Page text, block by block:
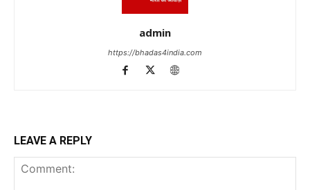
admin
https://bhadas4india.com
LEAVE A REPLY